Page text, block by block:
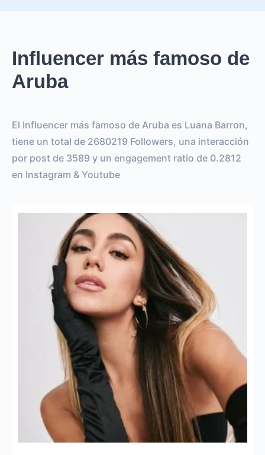
Influencer más famoso de
Aruba
El Influencer más famoso de Aruba es Luana Barron,
tiene un total de 2680219 Followers, una interacción
por post de 3589 y un engagement ratio de 0.2812
en Instagram & Youtube